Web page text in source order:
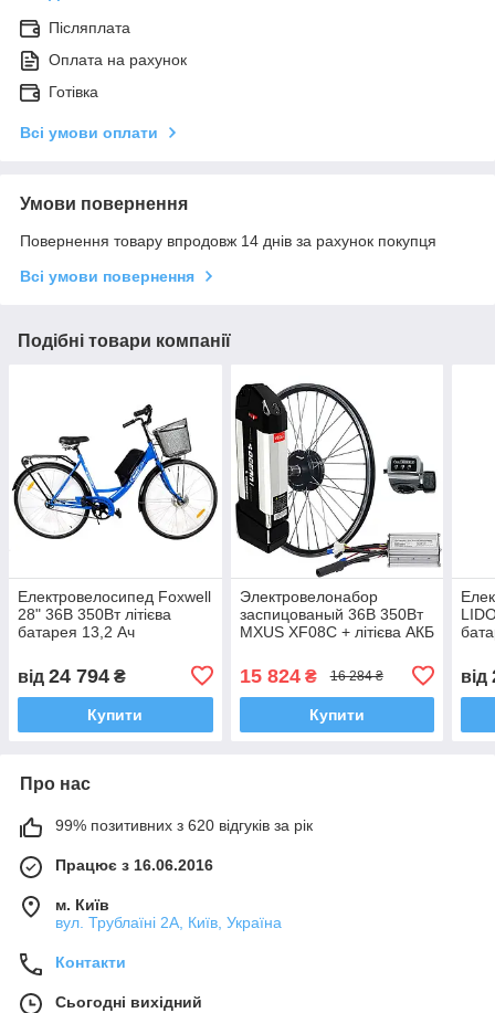
Післяплата
Оплата на рахунок
Готівка
Всі умови оплати
Умови повернення
Повернення товару впродовж 14 днів за рахунок покупця
Всі умови повернення
Подібні товари компанії
Електровелосипед Foxwell
28" 36В 350Вт літієва
батарея 13,2 Ач
від 24 794 ₴
Купити
Электровелонабор
заспицованый 36В 350Вт
MXUS XF08C + літієва АКБ
15 824₴ 16 284 ₴
Купити
від
Про нас
99% позитивних з 620 відгуків за рік
Працює з 16.06.2016
м. Київ
вул. Трублаїні 2А, Київ, Україна
Контакти
Сьогодні вихідний